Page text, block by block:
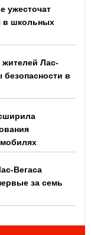
ужесточат
в школьных
Лас-
в
Вегаса
за семь